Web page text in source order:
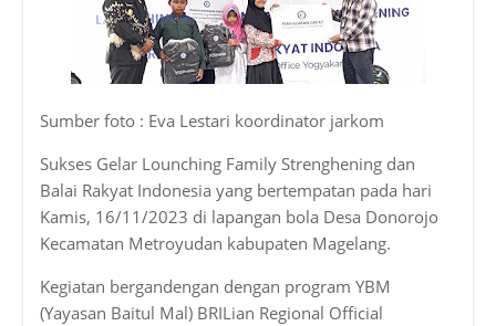
Sumber foto : Eva Lestari koordinator jarkom
Sukses Gelar Lounching Family Strenghening dan
Balai Rakyat Indonesia yang bertempatan pada hari
Kamis, 16/11/2023 di lapangan bola Desa Donorojo
Kecamatan Metroyudan kabupaten Magelang.
Kegiatan bergandengan dengan program YBM
(Yayasan Baitul Mal) BRILian Regional Official